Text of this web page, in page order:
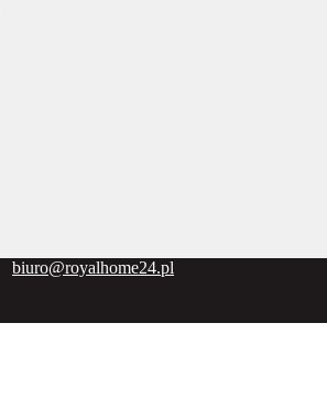
biuro@royalhome24.pl